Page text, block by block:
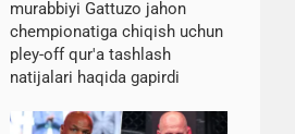
murabbiyi Gattuzo jahon
chempionatiga chiqish uchun
pley-off qur'a tashlash
natijalari haqida gapirdi